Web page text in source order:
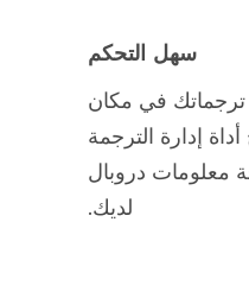
سهل التحكم
ترجماتك في مكان
إدارة الترجمة
معلومات دروبال
لديك.